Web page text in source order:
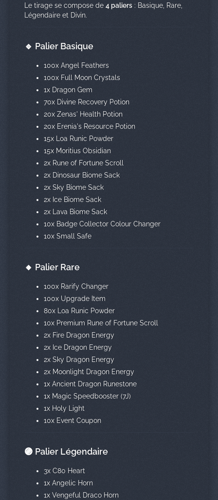
Le tirage se compose de4 paliers : Basique, Rare,
Légendaire et Divin.
🔹 Palier Basique
100x Angel Feathers
100x Full Moon Crystals
1x Dragon Gem
70x Divine Recovery Potion
20x Zenas' Health Potion
20x Erenia's Resource Potion
15x Loa Runic Powder
15x Moritius Obsidian
2x Rune of Fortune Scroll
2x Dinosaur Biome Sack
2x Sky Biome Sack
2x Ice Biome Sack
2x Lava Biome Sack
10x Badge Collector Colour Changer
10x Small Safe
🔸 Palier Rare
100x Rarify Changer
100x Upgrade Item
80x Loa Runic Powder
10x Premium Rune of Fortune Scroll
2x Fire Dragon Energy
2x Ice Dragon Energy
2x Sky Dragon Energy
2x Moonlight Dragon Energy
1x Ancient Dragon Runestone
1x Magic Speedbooster (7J)
1x Holy Light
10x Event Coupon
🟣 Palier Légendaire
3x C80 Heart
1x Angelic Horn
1x Vengeful Draco Horn